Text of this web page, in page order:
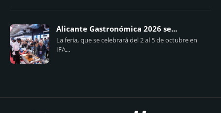
Alicante Gastronómica 2026 se...
La feria, que se celebrará del 2 al 5 de octubre en
IFA...